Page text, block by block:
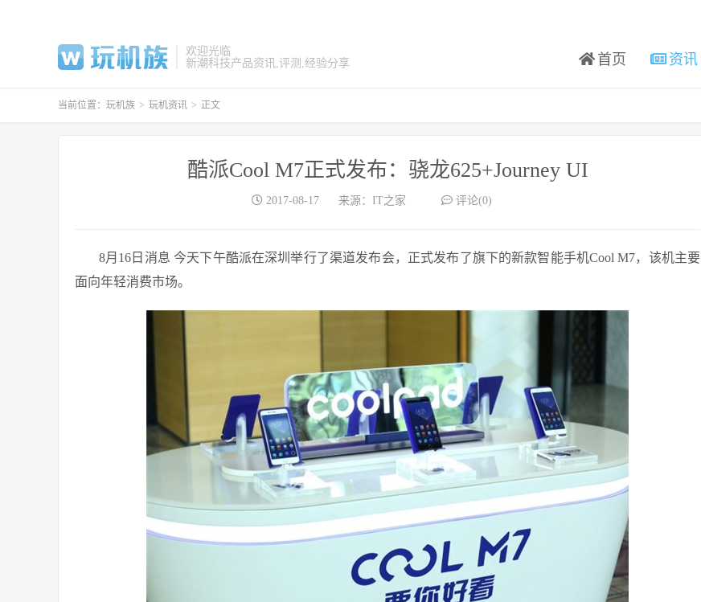
欢迎光临
新潮科技产品资讯,评测,经验分享
首页 资讯
当前位置： 玩机族 > 玩机资讯 > 正文
酷派Cool M7正式发布：骁龙625+Journey UI
2017-08-17 来源：IT之家 评论(0)
8月16日消息 今天下午酷派在深圳举行了渠道发布会，正式发布了旗下的新款智能手机Cool M7，该机主要
面向年轻消费市场。